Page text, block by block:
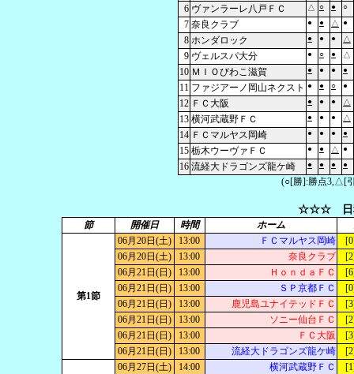
6 ヴァンラーレ八戸ＦＣ △ ○ ● ○
7 奈良クラブ ● ● △ ●
8 ホンダロック ● ● ● △
9 ヴェルスパ大分 ● ○ ● △
10 ＭＩＯびわこ滋賀 ● ● ● ●
11 ファジアーノ岡山ネクスト ● ● ○ ●
12 ＦＣ大阪 ● ● ● △
13 横河武蔵野ＦＣ ● ● ● △
14 ＦＣマルヤス岡崎 ● ● ● ●
15 栃木ウーヴァＦＣ ● ● △ ●
16 流経大ドラゴンズ龍ケ崎 ● ● ● ●
(○[勝]:勝点3,△[
☆☆☆ 日
節 開催日 時間 ホーム
第1節
06月20日(土) 13:00 ＦＣマルヤス岡崎
06月20日(土)
13:00 奈良クラブ
06月21日(日)
13:00 ＨｏｎｄａＦＣ
06月21日(日)
13:00 ＳＰ京都ＦＣ
06月21日(日)
13:00 鹿児島ユナイテッドＦＣ
06月21日(日)
13:00 ソニー仙台ＦＣ
06月21日(日)
13:00 ＦＣ大阪
06月21日(日)
13:00 流経大ドラゴンズ龍ケ崎
06月27日(土) 14:00 横河武蔵野ＦＣ